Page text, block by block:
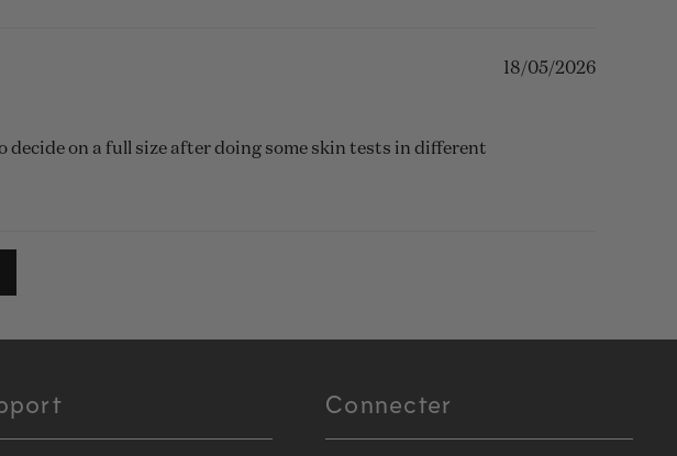
18/05/2026
decide on a full size after doing some skin tests in different
Connecter